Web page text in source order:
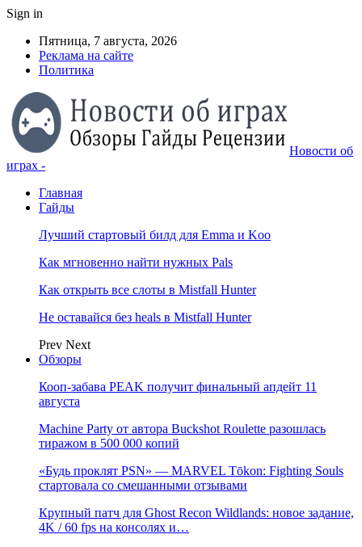
Sign in
Пятница, 7 августа, 2026
Реклама на сайте
Политика
Новости об
играх -
Главная
Гайды
Лучший стартовый билд для Emma и Koo
Как мгновенно найти нужных Pals
Как открыть все слоты в Mistfall Hunter
Не оставайся без heals в Mistfall Hunter
Prev Next
Обзоры
Кооп-забава PEAK получит финальный апдейт 11
августа
Machine Party от автора Buckshot Roulette разошлась
тиражом в 500 000 копий
«Будь проклят PSN» — MARVEL Tōkon: Fighting Souls
стартовала со смешанными отзывами
Крупный патч для Ghost Recon Wildlands: новое задание,
4K / 60 fps на консолях и…